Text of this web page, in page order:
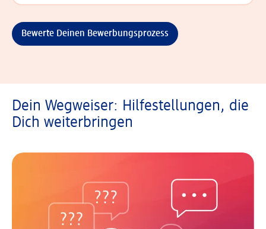
Bewerte Deinen Bewerbungsprozess
Dein Wegweiser: Hilfestellungen, die
Dich weiterbringen